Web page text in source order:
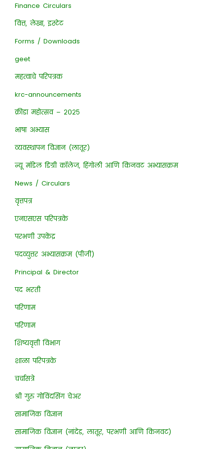
Finance Circulars
वित्त, लेखा, इस्टेट
Forms / Downloads
geet
महत्वाचे परिपत्रक
krc-announcements
क्रीडा महोत्सव – २०२५
भाषा अभ्यास
व्यवस्थापन विज्ञान (लातूर)
न्यू मॉडेल डिग्री कॉलेज, हिंगोली आणि किनवट अभ्यासक्रम
News / Circulars
वृत्तपत्र
एनएसएस परिपत्रके
परभणी उपकेंद्र
पदव्युत्तर अभ्यासक्रम (पीजी)
Principal & Director
पद भरती
परिणाम
परिणाम
शिष्यवृत्ती विभाग
शाळा परिपत्रके
चर्चासत्रे
श्री गुरु गोविंदसिंग चेअर
सामाजिक विज्ञान
सामाजिक विज्ञान (नांदेड, लातूर, परभणी आणि किनवट)